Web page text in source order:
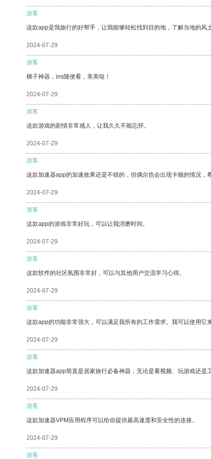
游客
这款app是我旅行的好帮手，让我能够轻松找到目的地，了解当地的风
2024-07-29
游客
梯子神器，ins随便看，美美哒！
2024-07-29
游客
这款游戏的剧情非常感人，让我久久不能忘怀。
2024-07-29
游客
这款加速器app的加速效果还是不错的，但偶尔也会出现卡顿的情况，
2024-07-29
游客
这款app的游戏非常好玩，可以让我消磨时间。
2024-07-29
游客
这款软件的社区氛围非常好，可以与其他用户交流学习心得。
2024-07-29
游客
这款app的功能非常强大，可以满足我所有的工作需求。我可以使用它
2024-07-29
游客
这款加速器app简直是居家旅行必备神器，无论是看视频、玩游戏还是
2024-07-29
游客
这款加速器VPM应用程序可以给你提供最高速度和安全性的连接。
2024-07-29
游客